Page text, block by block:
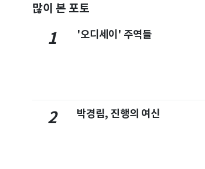
많이 본 포토
1 '오디세이' 주역들
2 박경림, 진행의 여신